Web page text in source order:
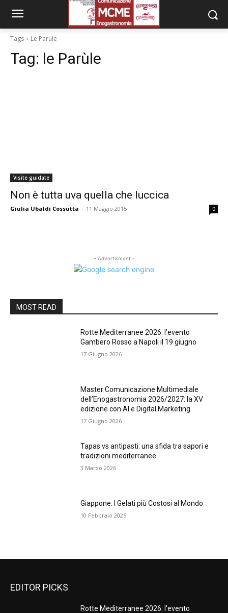
Tags Le Parùle
Tag: le Parùle
Visite guidate
Non è tutta uva quella che luccica
Giulia Ubaldi Cossutta - 11 Maggio 2015 0
- Advertisment -
MOST READ
Rotte Mediterranee 2026: l’evento
Gambero Rosso a Napoli il 19 giugno
17 Giugno 2026
Master Comunicazione Multimediale
dell’Enogastronomia 2026/2027: la XV
edizione con AI e Digital Marketing
17 Giugno 2026
Tapas vs antipasti: una sfida tra sapori e
tradizioni mediterranee
3 Marzo 2026
Giappone: I Gelati più Costosi al Mondo
10 Febbraio 2026
EDITOR PICKS
Rotte Mediterranee 2026: l’evento